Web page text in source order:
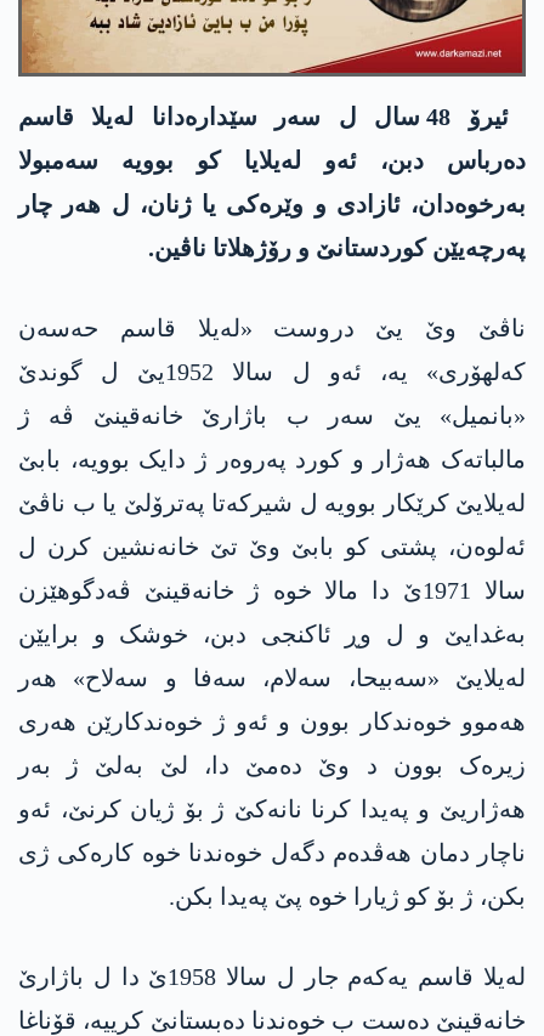
ئیرۆ 48 سال ل سەر سێدارەدانا لەیلا قاسم
دەرباس دبن، ئه‌و لەیلایا کو بوویە سه‌مبولا
بەرخوەدان، ئازادی و وێرەکی یا ژنان، ل هەر چار
په‌رچەیێن کوردستانێ و رۆژهلاتا ناڤین.
ناڤێ وێ یێ دروست «لەیلا قاسم حەسەن
کەلهۆری» یە، ئەو ل سالا 1952یێ ل گوندێ
«بانمیل» یێ سەر ب باژارێ خانەقینێ ڤه‌ ژ
مالباتەک هەژار و کورد پەروەر ژ دایک بوویە، بابێ
لەیلایێ کرێکار بوویە ل شیرکەتا پەترۆلێ یا ب ناڤێ
ئەلوەن، پشتی کو بابێ وێ تێ خانەنشین کرن ل
سالا 1971ێ دا مالا خوە ژ خانەقینێ ڤەدگوهێزن
بەغدایێ و ل وڕ ئاکنجی دبن، خوشک و برایێن
لەیلایێ «سەبیحا، سەلام، سەفا و سەلاح» هەر
هەموو خوه‌ندكار بوون و ئەو ژ خوه‌ندكارێن هەری
زیرەک بوون د وێ دەمێ دا، لێ بەلێ ژ بەر
هەژاریێ و پەیدا کرنا نانەکێ ژ بۆ ژیان کرنێ، ئەو
ناچار دمان هەڤدەم دگەل خوه‌ندنا خوە کارەکی ژی
بکن، ژ بۆ كو ژیارا خوە پێ پەیدا بکن.
لەیلا قاسم یەکەم جار ل سالا 1958ێ دا ل باژارێ
خانەقینێ دەست ب خوەندنا دەبستانێ کرییە، قۆناغا